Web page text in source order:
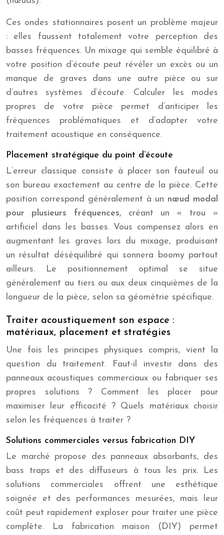
Ces ondes stationnaires posent un problème majeur
: elles faussent totalement votre perception des
basses fréquences. Un mixage qui semble équilibré à
votre position d’écoute peut révéler un excès ou un
manque de graves dans une autre pièce ou sur
d’autres systèmes d’écoute. Calculer les modes
propres de votre pièce permet d’anticiper les
fréquences problématiques et d’adapter votre
traitement acoustique en conséquence.
Placement stratégique du point d’écoute
L’erreur classique consiste à placer son fauteuil ou
son bureau exactement au centre de la pièce. Cette
position correspond généralement à un nœud modal
pour plusieurs fréquences, créant un « trou »
artificiel dans les basses. Vous compensez alors en
augmentant les graves lors du mixage, produisant
un résultat déséquilibré qui sonnera boomy partout
ailleurs. Le positionnement optimal se situe
généralement au tiers ou aux deux cinquièmes de la
longueur de la pièce, selon sa géométrie spécifique.
Traiter acoustiquement son espace :
matériaux, placement et stratégies
Une fois les principes physiques compris, vient la
question du traitement. Faut-il investir dans des
panneaux acoustiques commerciaux ou fabriquer ses
propres solutions ? Comment les placer pour
maximiser leur efficacité ? Quels matériaux choisir
selon les fréquences à traiter ?
Solutions commerciales versus fabrication DIY
Le marché propose des panneaux absorbants, des
bass traps et des diffuseurs à tous les prix. Les
solutions commerciales offrent une esthétique
soignée et des performances mesurées, mais leur
coût peut rapidement exploser pour traiter une pièce
complète. La fabrication maison (DIY) permet